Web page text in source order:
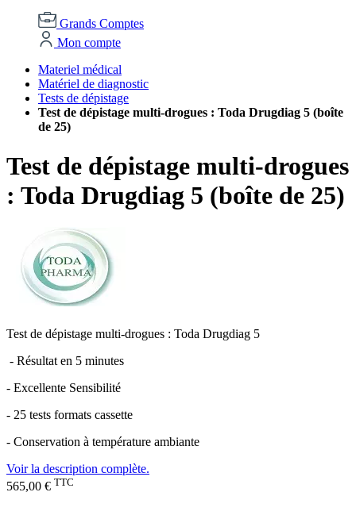
Grands Comptes
Mon compte
Materiel médical
Matériel de diagnostic
Tests de dépistage
Test de dépistage multi-drogues : Toda Drugdiag 5 (boîte
de 25)
Test de dépistage multi-drogues
: Toda Drugdiag 5 (boîte de 25)
Test de dépistage multi-drogues : Toda Drugdiag 5
- Résultat en 5 minutes
- Excellente Sensibilité
- 25 tests formats cassette
- Conservation à température ambiante
Voir la description complète.
565,00 € TTC